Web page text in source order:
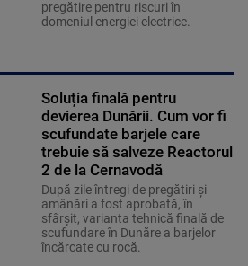
pregătire pentru riscuri în
domeniul energiei electrice.
Soluția finală pentru
devierea Dunării. Cum vor fi
scufundate barjele care
trebuie să salveze Reactorul
2 de la Cernavodă
După zile întregi de pregătiri și
amânări a fost aprobată, în
sfârșit, varianta tehnică finală de
scufundare în Dunăre a barjelor
încărcate cu rocă.